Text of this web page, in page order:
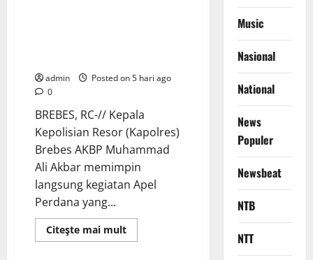
admin
Posted on 5 hari ago
0
BREBES, RC-// Kepala
Kepolisian Resor (Kapolres)
Brebes AKBP Muhammad
Ali Akbar memimpin
langsung kegiatan Apel
Perdana yang...
Citeşte mai multRead
more
Music
Nasional
National
News
Populer
Newsbeat
NTB
NTT